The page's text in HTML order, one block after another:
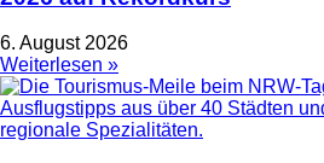
6. August 2026
Weiterlesen »